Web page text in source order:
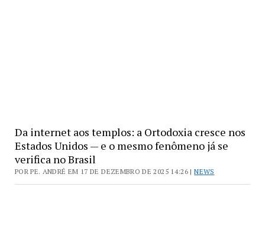
Da internet aos templos: a Ortodoxia cresce nos
Estados Unidos — e o mesmo fenômeno já se
verifica no Brasil
POR PE. ANDRÉ EM 17 DE DEZEMBRO DE 2025 14:26 |NEWS